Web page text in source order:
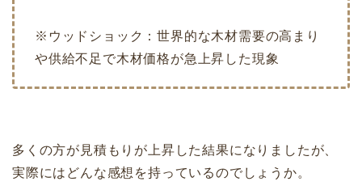
※ウッドショック：世界的な木材需要の高まり
や供給不足で木材価格が急上昇した現象
多くの方が見積もりが上昇した結果になりましたが、
実際にはどんな感想を持っているのでしょうか。